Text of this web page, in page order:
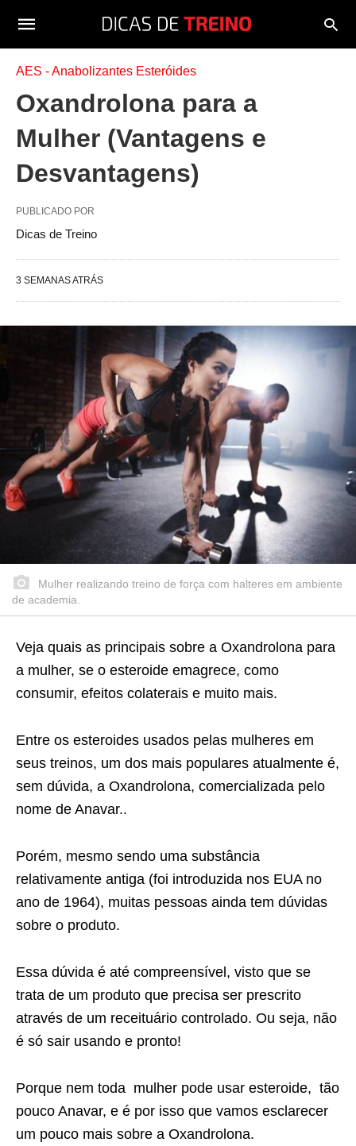
AES - Anabolizantes Esteróides
Oxandrolona para a
Mulher (Vantagens e
Desvantagens)
PUBLICADO POR
Dicas de Treino
3 SEMANAS ATRÁS
Mulher realizando treino de força com halteres em ambiente
de academia.
Veja quais as principais sobre a Oxandrolona para
a mulher, se o esteroide emagrece, como
consumir, efeitos colaterais e muito mais.
Entre os esteroides usados pelas mulheres em
seus treinos, um dos mais populares atualmente é,
sem dúvida, a Oxandrolona, comercializada pelo
nome de Anavar..
Porém, mesmo sendo uma substância
relativamente antiga (foi introduzida nos EUA no
ano de 1964), muitas pessoas ainda tem dúvidas
sobre o produto.
Essa dúvida é até compreensível, visto que se
trata de um produto que precisa ser prescrito
através de um receituário controlado. Ou seja, não
é só sair usando e pronto!
Porque nem toda mulher pode usar esteroide, tão
pouco Anavar, e é por isso que vamos esclarecer
um pouco mais sobre a Oxandrolona.